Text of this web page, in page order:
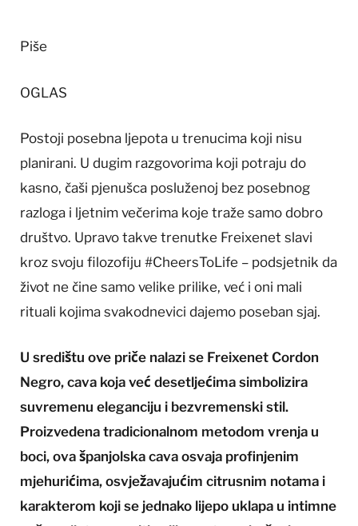
Piše
OGLAS
Postoji posebna ljepota u trenucima koji nisu
planirani. U dugim razgovorima koji potraju do
kasno, čaši pjenušca posluženoj bez posebnog
razloga i ljetnim večerima koje traže samo dobro
društvo. Upravo takve trenutke Freixenet slavi
kroz svoju filozofiju #CheersToLife – podsjetnik da
život ne čine samo velike prilike, već i oni mali
rituali kojima svakodnevici dajemo poseban sjaj.
U središtu ove priče nalazi se Freixenet Cordon
Negro, cava koja već desetljećima simbolizira
suvremenu eleganciju i bezvremenski stil.
Proizvedena tradicionalnom metodom vrenja u
boci, ova španjolska cava osvaja profinjenim
mjehurićima, osvježavajućim citrusnim notama i
karakterom koji se jednako lijepo uklapa u intimne